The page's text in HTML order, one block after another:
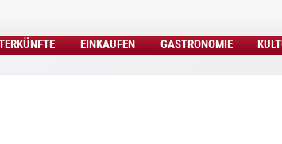
EINKAUFEN GASTRONOMIE